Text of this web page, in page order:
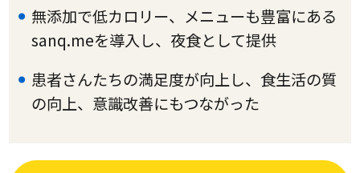
無添加で低カロリー、メニューも豊富にある
sanq.meを導入し、夜食として提供
患者さんたちの満足度が向上し、食生活の質
の向上、意識改善にもつながった